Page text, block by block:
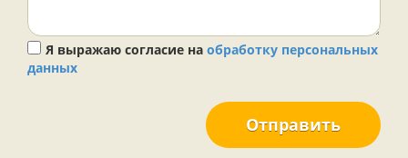
Я выражаю согласие на обработку персональных
данных
Отправить